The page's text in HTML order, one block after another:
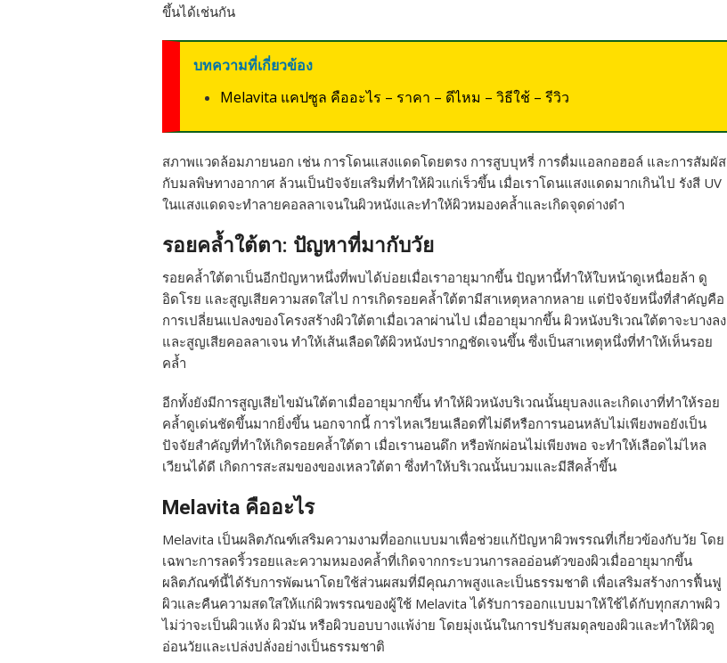
ขึ้นได้เช่นกัน
บทความที่เกี่ยวข้อง
Melavita แคปซูล คืออะไร – ราคา – ดีไหม – วิธีใช้ – รีวิว
สภาพแวดล้อมภายนอก เช่น การโดนแสงแดดโดยตรง การสูบบุหรี่ การดื่มแอลกอฮอล์ และการสัมผัส
กับมลพิษทางอากาศ ล้วนเป็นปัจจัยเสริมที่ทำให้ผิวแก่เร็วขึ้น เมื่อเราโดนแสงแดดมากเกินไป รังสี UV
ในแสงแดดจะทำลายคอลลาเจนในผิวหนังและทำให้ผิวหมองคล้ำและเกิดจุดด่างดำ
รอยคล้ำใต้ตา: ปัญหาที่มากับวัย
รอยคล้ำใต้ตาเป็นอีกปัญหาหนึ่งที่พบได้บ่อยเมื่อเราอายุมากขึ้น ปัญหานี้ทำให้ใบหน้าดูเหนื่อยล้า ดู
อิดโรย และสูญเสียความสดใสไป การเกิดรอยคล้ำใต้ตามีสาเหตุหลากหลาย แต่ปัจจัยหนึ่งที่สำคัญคือ
การเปลี่ยนแปลงของโครงสร้างผิวใต้ตาเมื่อเวลาผ่านไป เมื่ออายุมากขึ้น ผิวหนังบริเวณใต้ตาจะบางลง
และสูญเสียคอลลาเจน ทำให้เส้นเลือดใต้ผิวหนังปรากฏชัดเจนขึ้น ซึ่งเป็นสาเหตุหนึ่งที่ทำให้เห็นรอย
คล้ำ
อีกทั้งยังมีการสูญเสียไขมันใต้ตาเมื่ออายุมากขึ้น ทำให้ผิวหนังบริเวณนั้นยุบลงและเกิดเงาที่ทำให้รอย
คล้ำดูเด่นชัดขึ้นมากยิ่งขึ้น นอกจากนี้ การไหลเวียนเลือดที่ไม่ดีหรือการนอนหลับไม่เพียงพอยังเป็น
ปัจจัยสำคัญที่ทำให้เกิดรอยคล้ำใต้ตา เมื่อเรานอนดึก หรือพักผ่อนไม่เพียงพอ จะทำให้เลือดไม่ไหล
เวียนได้ดี เกิดการสะสมของของเหลวใต้ตา ซึ่งทำให้บริเวณนั้นบวมและมีสีคล้ำขึ้น
Melavita คืออะไร
Melavita เป็นผลิตภัณฑ์เสริมความงามที่ออกแบบมาเพื่อช่วยแก้ปัญหาผิวพรรณที่เกี่ยวข้องกับวัย โดย
เฉพาะการลดริ้วรอยและความหมองคล้ำที่เกิดจากกระบวนการลออ่อนตัวของผิวเมื่ออายุมากขึ้น
ผลิตภัณฑ์นี้ได้รับการพัฒนาโดยใช้ส่วนผสมที่มีคุณภาพสูงและเป็นธรรมชาติ เพื่อเสริมสร้างการฟื้นฟู
ผิวและคืนความสดใสให้แก่ผิวพรรณของผู้ใช้ Melavita ได้รับการออกแบบมาให้ใช้ได้กับทุกสภาพผิว
ไม่ว่าจะเป็นผิวแห้ง ผิวมัน หรือผิวบอบบางแพ้ง่าย โดยมุ่งเน้นในการปรับสมดุลของผิวและทำให้ผิวดู
อ่อนวัยและเปล่งปลั่งอย่างเป็นธรรมชาติ